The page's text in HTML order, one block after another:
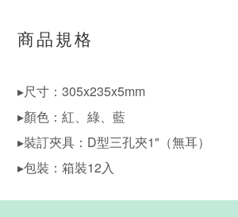
商品規格
▸尺寸：305x235x5mm
▸顏色：紅、綠、藍
▸裝訂夾具：D型三孔夾1"（無耳）
▸包裝：箱裝12入